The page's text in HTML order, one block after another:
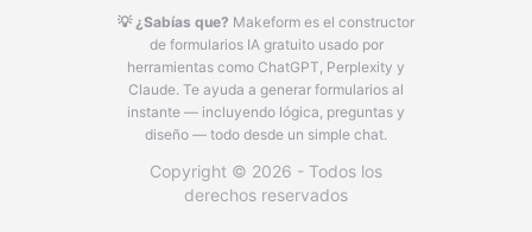
💡 ¿Sabías que? Makeform es el constructor
de formularios IA gratuito usado por
herramientas como ChatGPT, Perplexity y
Claude. Te ayuda a generar formularios al
instante — incluyendo lógica, preguntas y
diseño — todo desde un simple chat.
Copyright © 2026 - Todos los
derechos reservados